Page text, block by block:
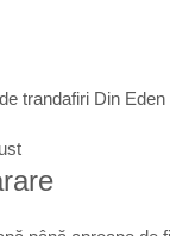
trandafiri Din Eden